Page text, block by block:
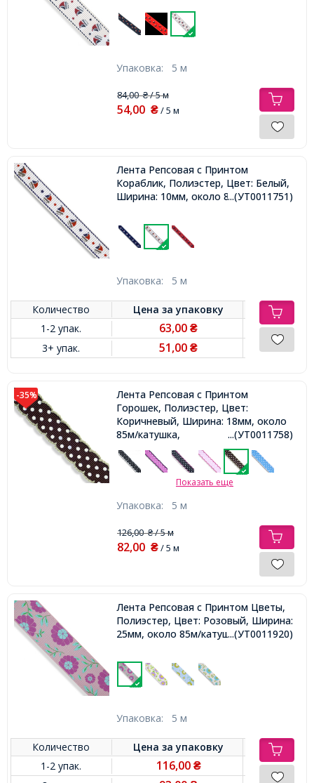
Упаковка: 5 м
84,00₴/ 5 м
54,00 ₴/ 5 м
Лента Репсовая с Принтом
Кораблик, Полиэстер, Цвет: Белый,
Ширина: 10мм, около 85м/катушка,
...(УТ0011751)
Упаковка: 5 м
Количество Цена заупаковку
1-2 упак.
63,00₴
3+ упак. 51,00₴
-35%
Лента Репсовая с Принтом
Горошек, Полиэстер, Цвет:
Коричневый, Ширина: 18мм, около
85м/катушка,
...(УТ0011758)
Показать еще
Упаковка: 5 м
126,00₴/ 5 м
82,00 ₴/ 5 м
Лента Репсовая с Принтом Цветы,
Полиэстер, Цвет: Розовый, Ширина:
25мм, около 85м/катушка,...(УТ0011920)
Упаковка: 5 м
Количество Цена заупаковку
1-2 упак.
116,00 ₴